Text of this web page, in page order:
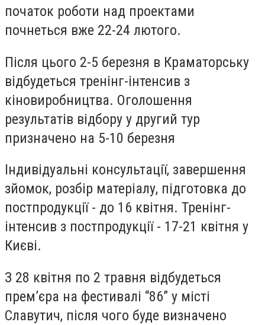
початок роботи над проектами
почнеться вже 22-24 лютого.
Після цього 2-5 березня в Краматорську
відбудеться тренінг-інтенсив з
кіновиробництва. Оголошення
результатів відбору у другий тур
призначено на 5-10 березня
Індивідуальні консультації, завершення
зйомок, розбір матеріалу, підготовка до
постпродукції - до 16 квітня. Тренінг-
інтенсив з постпродукції - 17-21 квітня у
Києві.
З 28 квітня по 2 травня відбудеться
прем’єра на фестивалі “86” у місті
Славутич, після чого буде визначено